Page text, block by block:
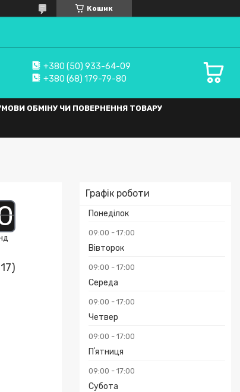
Кошик
+380 (50) 933-64-09
+380 (68) 179-79-80
ОБМІНУ ЧИ ПОВЕРНЕННЯ ТОВАРУ
Графік роботи
Понеділок
09:00 17:00
Вівторок
09:00 17:00
Середа
09:00 17:00
Четвер
09:00 17:00
Пʼятниця
09:00 17:00
Субота